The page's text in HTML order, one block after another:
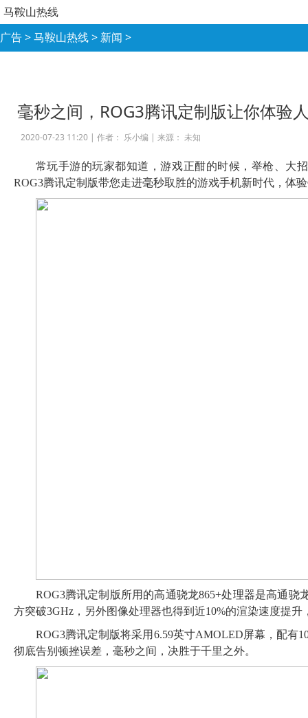
马鞍山热线
广告>马鞍山热线> 新闻 >
毫秒之间，ROG3腾讯定制版让你体验
2020-07-23 11:20 | 作者： 乐小编 | 来源： 未知
常玩手游的玩家都知道，游戏正酣的时候，举枪、大
ROG3腾讯定制版带您走进毫秒取胜的游戏手机新时代，体
ROG3腾讯定制版所用的高通骁龙865+处理器是高通骁
方突破3GHz，另外图像处理器也得到近10%的渲染速度提升
ROG3腾讯定制版将采用6.59英寸AMOLED屏幕，配有
彻底告别顿挫误差，毫秒之间，决胜于千里之外。